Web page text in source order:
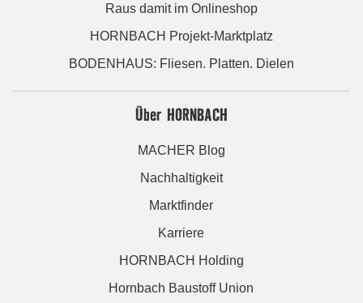
Raus damit im Onlineshop
HORNBACH Projekt-Marktplatz
BODENHAUS: Fliesen. Platten. Dielen
Über HORNBACH
MACHER Blog
Nachhaltigkeit
Marktfinder
Karriere
HORNBACH Holding
Hornbach Baustoff Union